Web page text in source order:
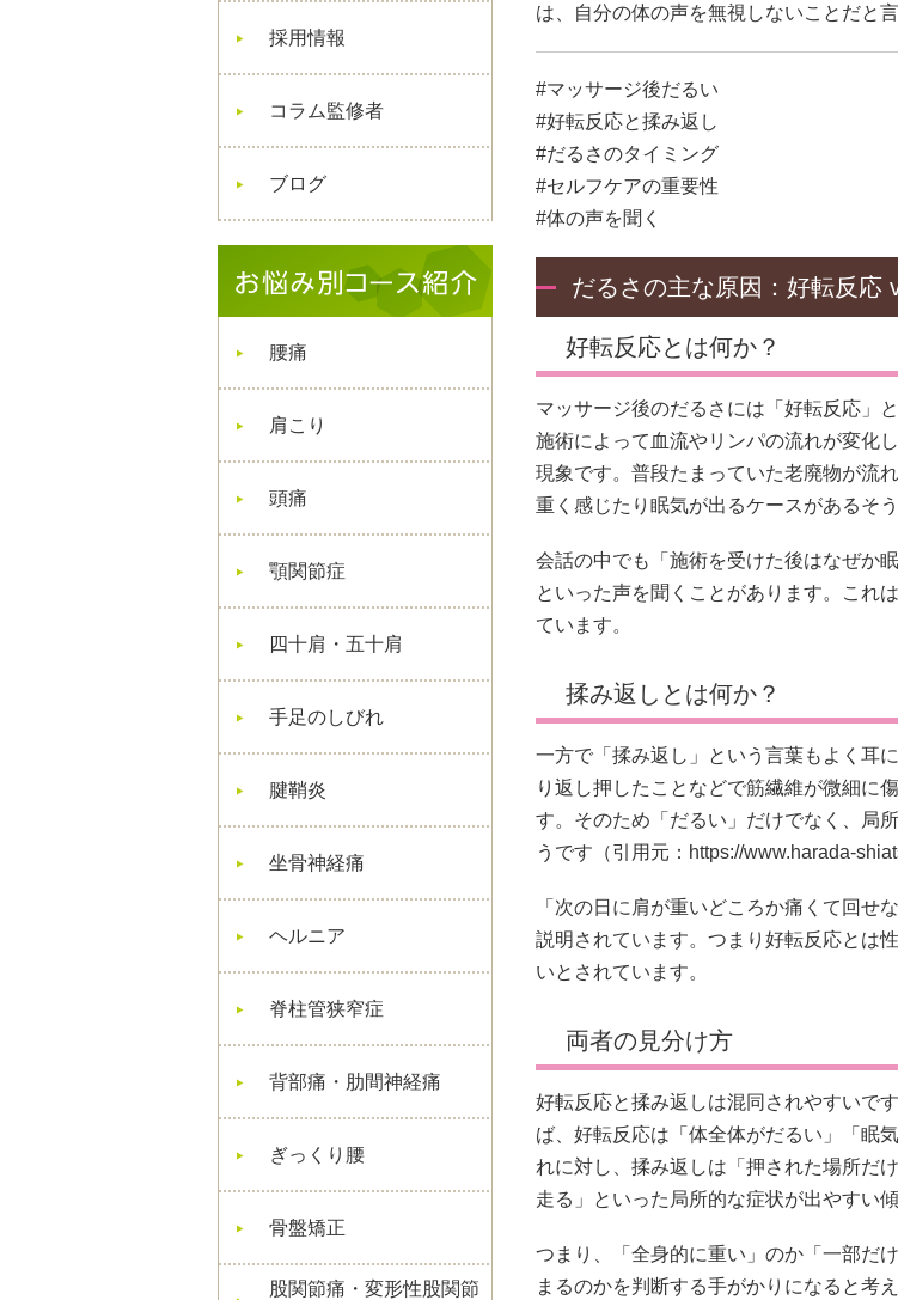
採用情報
コラム監修者
ブログ
腰痛
肩こり
頭痛
顎関節症
四十肩・五十肩
手足のしびれ
腱鞘炎
坐骨神経痛
ヘルニア
脊柱管狭窄症
背部痛・肋間神経痛
ぎっくり腰
骨盤矯正
股関節痛・変形性股関節
は、自分の体の声を無視しないことだと
#マッサージ後だるい
#好転反応と揉み返し
#だるさのタイミング
#セルフケアの重要性
#体の声を聞く
だるさの主な原因：好転反応
好転反応とは何か？
マッサージ後のだるさには「好転反応」
施術によって血流やリンパの流れが変化
現象です。普段たまっていた老廃物が流
重く感じたり眠気が出るケースがあるそ
会話の中でも「施術を受けた後はなぜか
といった声を聞くことがあります。これ
ています。
揉み返しとは何か？
一方で「揉み返し」という言葉もよく耳
り返し押したことなどで筋繊維が微細に
す。そのため「だるい」だけでなく、局
うです（引用元： https://www.harada-
「次の日に肩が重いどころか痛くて回
説明されています。つまり好転反応とは
いとされています。
両者の見分け方
好転反応と揉み返しは混同されやすいで
ば、好転反応は「体全体がだるい」「眠
れに対し、揉み返しは「押された場所だ
走る」といった局所的な症状が出やすい
つまり、「全身的に重い」のか「一部だ
まるのかを判断する手がかりになると考